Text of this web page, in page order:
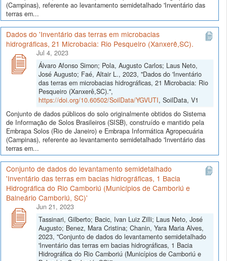
(Campinas), referente ao levantamento semidetalhado 'Inventário das
terras em...
Dados do 'Inventário das terras em microbacias
hidrográficas, 21 Microbacia: Rio Pesqueiro (Xanxerê,SC).
Jul 4, 2023
Álvaro Afonso Simon; Pola, Augusto Carlos; Laus Neto,
José Augusto; Faé, Altair L., 2023, "Dados do 'Inventário
das terras em microbacias hidrográficas, 21 Microbacia: Rio
Pesqueiro (Xanxerê,SC).",
https://doi.org/10.60502/SoilData/YGVUTI, SoilData, V1
Conjunto de dados públicos do solo originalmente obtidos do Sistema
de Informação de Solos Brasileiros (SISB), construído e mantido pela
Embrapa Solos (Rio de Janeiro) e Embrapa Informática Agropecuária
(Campinas), referente ao levantamento semidetalhado 'Inventário das
terras em...
Conjunto de dados do levantamento semidetalhado
'Inventário das terras em bacias hidrográficas, 1 Bacia
Hidrográfica do Rio Camboriú (Municípios de Camboriú e
Balneário Camboriú, SC)'
Jun 21, 2023
Tassinari, Gilberto; Bacic, Ivan Luiz Zilli; Laus Neto, José
Augusto; Benez, Mara Cristina; Chanin, Yara Maria Alves,
2023, "Conjunto de dados do levantamento semidetalhado
'Inventário das terras em bacias hidrográficas, 1 Bacia
Hidrográfica do Rio Camboriú (Municípios de Camboriú e